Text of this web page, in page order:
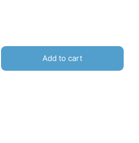
Add to cart